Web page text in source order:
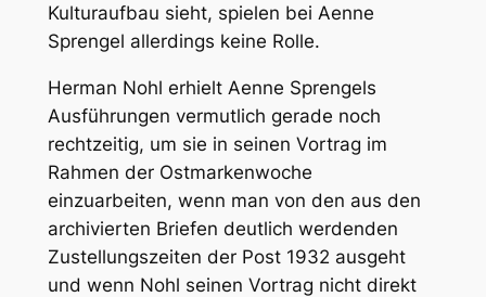
Kulturaufbau sieht, spielen bei Aenne
Sprengel allerdings keine Rolle.
Herman Nohl erhielt Aenne Sprengels
Ausführungen vermutlich gerade noch
rechtzeitig, um sie in seinen Vortrag im
Rahmen der Ostmarkenwoche
einzuarbeiten, wenn man von den aus den
archivierten Briefen deutlich werdenden
Zustellungszeiten der Post 1932 ausgeht
und wenn Nohl seinen Vortrag nicht direkt